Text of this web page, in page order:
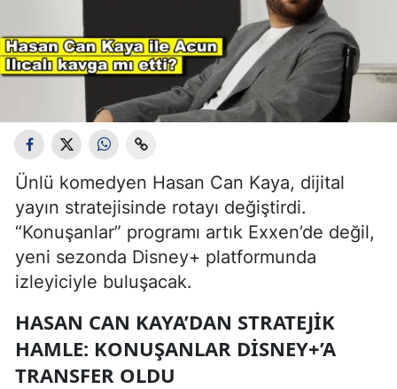
Ünlü komedyen Hasan Can Kaya, dijital
yayın stratejisinde rotayı değiştirdi.
“Konuşanlar” programı artık Exxen’de değil,
yeni sezonda Disney+ platformunda
izleyiciyle buluşacak.
HASAN CAN KAYA’DAN STRATEJIK
HAMLE: KONUŞANLAR DISNEY+’A
TRANSFER OLDU